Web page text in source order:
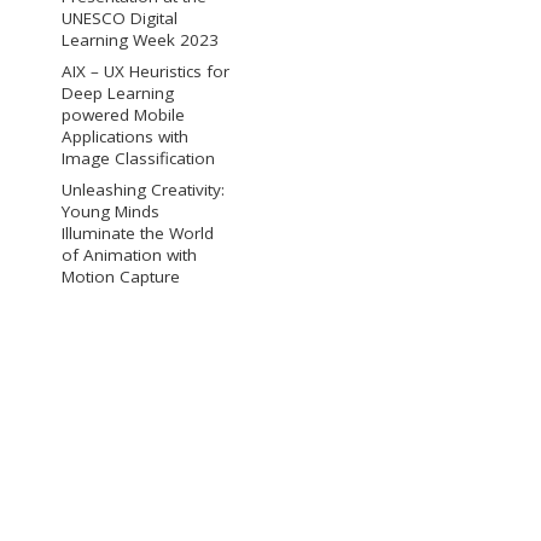
UNESCO Digital
Learning Week 2023
AIX – UX Heuristics for
Deep Learning
powered Mobile
Applications with
Image Classification
Unleashing Creativity:
Young Minds
Illuminate the World
of Animation with
Motion Capture